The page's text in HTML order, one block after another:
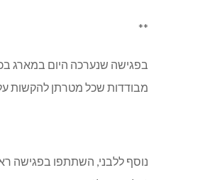
**
בפגישה שנערכה היום במארג
מבודדות שכל מטרתן להקשות
נוסף ללבני, השתתפו בפגישה